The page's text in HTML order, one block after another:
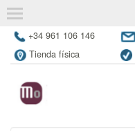
+34 961 106 146
Tienda física